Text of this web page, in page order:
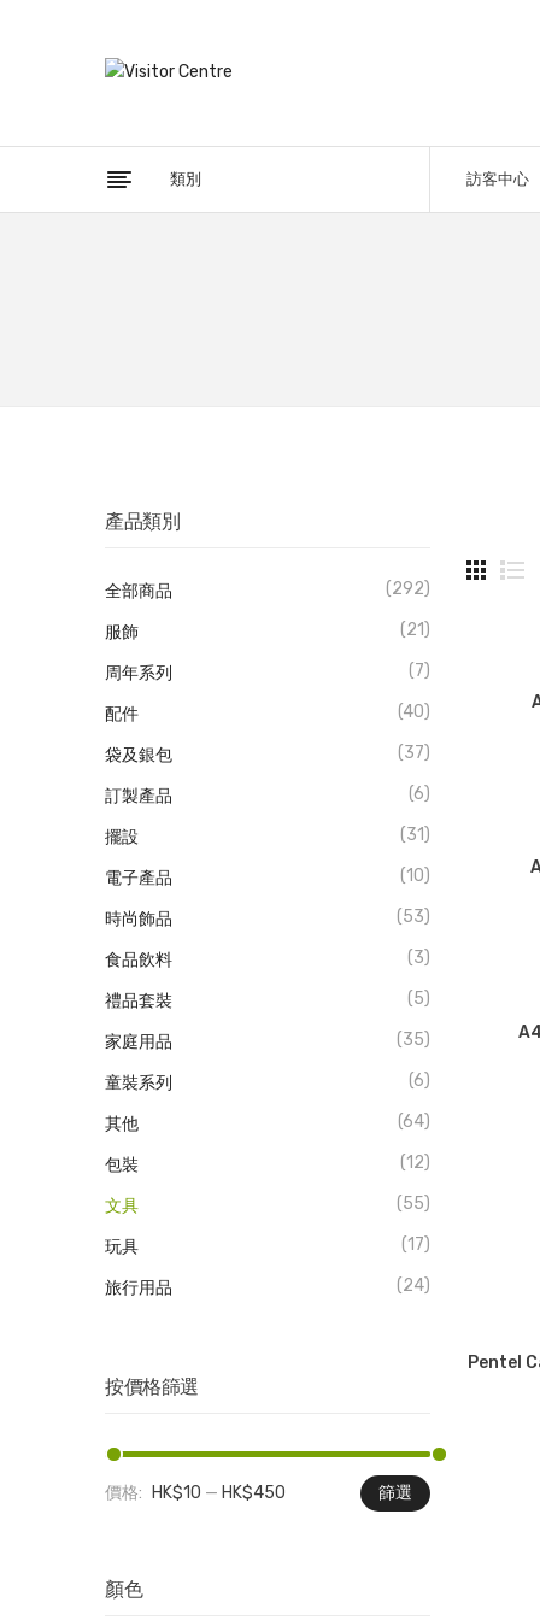
類別 訪客中心
產品類別
全部商品 (292)
服飾 (21)
周年系列 (7)
配件 (40)
袋及銀包 (37)
訂製產品 (6)
擺設 (31)
電子產品 (10)
時尚飾品 (53)
食品飲料 (3)
禮品套裝 (5)
家庭用品 (35)
童裝系列 (6)
其他 (64)
包裝 (12)
文具 (55)
玩具 (17)
旅行用品 (24)
按價格篩選
篩選
價格: HK$10 — HK$450
顏色
Pentel